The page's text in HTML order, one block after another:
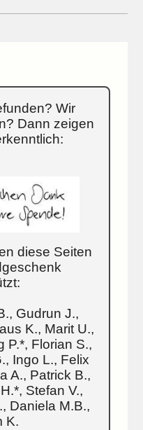
Wir
Dann zeigen
diese Seiten
Gudrun J.,
K., Marit U.,
P.*, Florian S.,
Ingo L., Felix
A., Patrick B.,
Stefan V.,
Daniela M.B.,
K.